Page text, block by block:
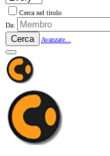
Cerca nel titolo
Da:
Cerca Avanzate...